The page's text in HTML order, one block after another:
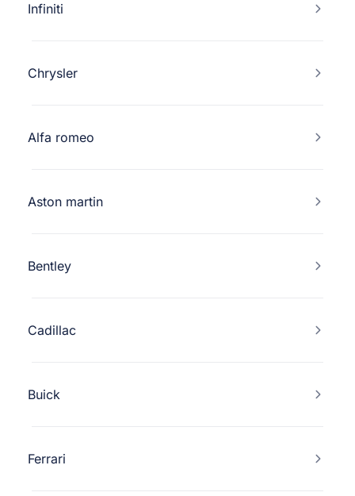
Infiniti
Chrysler
Alfa romeo
Aston martin
Bentley
Cadillac
Buick
Ferrari